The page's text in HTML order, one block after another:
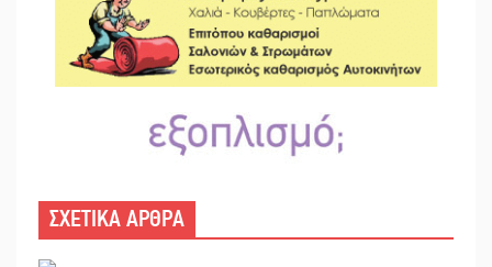
ΣΧΕΤΙΚΑ ΑΡΘΡΑ